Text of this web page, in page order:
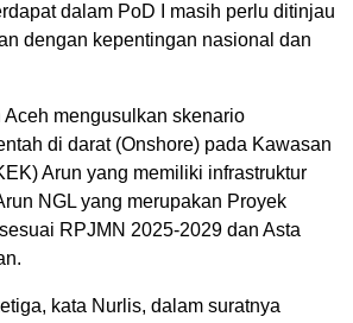
dalam PoD I masih perlu ditinjau
dengan kepentingan nasional dan
Aceh mengusulkan skenario
di darat (Onshore) pada Kawasan
Arun yang memiliki infrastruktur
NGL yang merupakan Proyek
RPJMN 2025-2029 dan Asta
kata Nurlis, dalam suratnya